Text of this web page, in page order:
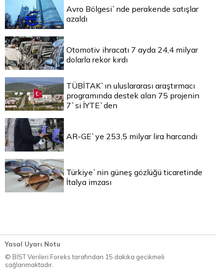
Avro Bölgesi`nde perakende satışlar
azaldı
Otomotiv ihracatı 7 ayda 24,4 milyar
dolarla rekor kırdı
TÜBİTAK`ın uluslararası araştırmacı
programında destek alan 75 projenin
7`si İYTE`den
AR-GE`ye 253,5 milyar lira harcandı
Türkiye`nin güneş gözlüğü ticaretinde
İtalya imzası
Yasal Uyarı Notu
© BİST Verileri Foreks tarafından 15 dakika gecikmeli
sağlanmaktadır.